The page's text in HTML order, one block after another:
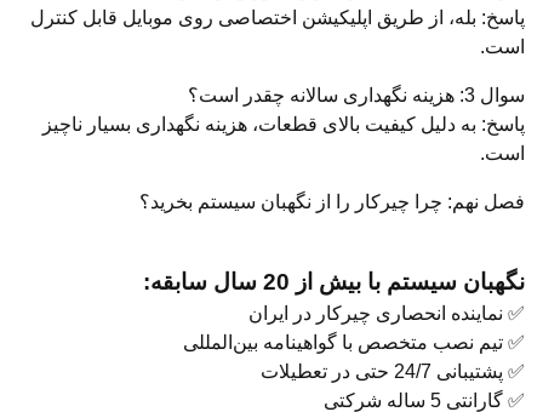
پاسخ: بله، از طریق اپلیکیشن اختصاصی روی موبایل قابل کنترل
است.
سوال 3: هزینه نگهداری سالانه چقدر است؟
پاسخ: به دلیل کیفیت بالای قطعات، هزینه نگهداری بسیار ناچیز
است.
فصل نهم: چرا چیرکار را از نگهبان سیستم بخرید؟
نگهبان سیستم با بیش از 20 سال سابقه:
✅ نماینده انحصاری چیرکار در ایران
✅ تیم نصب متخصص با گواهینامه بین‌المللی
✅ پشتیبانی 24/7 حتی در تعطیلات
✅ گارانتی 5 ساله شرکتی